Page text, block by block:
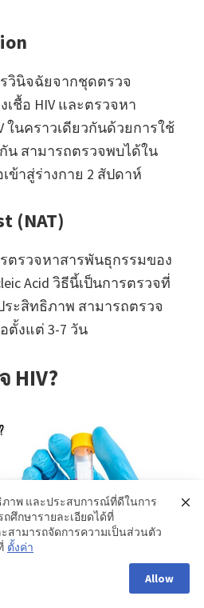
วินิจฉัยจากชุดตรวจ
ชื้อ HIV และตรวจหา
ในคราวเดียวกันด้วยการใช้
น สามารถตรวจพบได้ใน
ข้าสู่ร่างกาย 2 สัปดาห์
(NAT)
ตรวจหาสารพันธุกรรมของ
Acid วิธีนี้เป็นการตรวจที่
ะสิทธิภาพ สามารถตรวจ
ตั้งแต่ 3-7 วัน
HIV?
งเลือกในการป้องกันที่สำคัญ
าพ และประสบการณ์ที่ดีในการ
ศึกษารายละเอียดได้ที่
สามารถจัดการความเป็นส่วนตัว
ตั้งค่า
Allow